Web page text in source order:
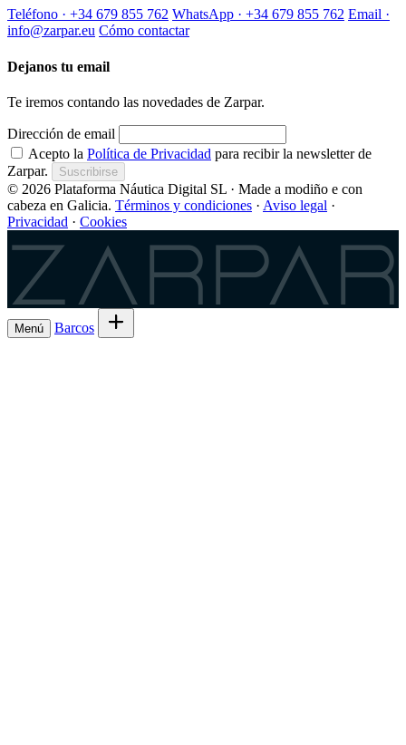
Teléfono · +34 679 855 762 WhatsApp · +34 679 855 762 Email ·
info@zarpar.eu Cómo contactar
Dejanos tu email
Te iremos contando las novedades de Zarpar.
Dirección de email
Acepto la Política de Privacidad para recibir la newsletter de
Zarpar.
Suscribirse
© 2026 Plataforma Náutica Digital SL · Made a modiño e con
cabeza en Galicia. Términos y condiciones · Aviso legal ·
Privacidad · Cookies
Zarpar
Menú Barcos